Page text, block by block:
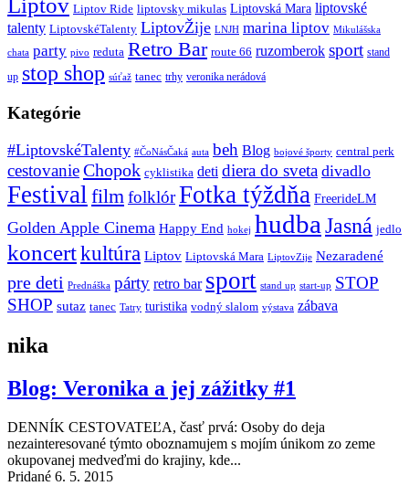
Liptov Ride liptovsky mikulas Liptovská Mara liptovské
talenty LiptovskéTalenty LiptovŽije LNJH marina liptov Mikulášska
chata party pivo reduta Retro Bar route 66 ruzomberok sport stand
up stop shop súťaž tanec trhy veronika nerádová
Kategórie
#LiptovskéTalenty #ČoNásČaká auta beh Blog bojové športy central perk
cestovanieChopok cyklistika deti diera do sveta divadlo
Festival filmfolklórFotka týždňa FreerideLM
Golden Apple Cinema Happy End hokej hudba Jasná jedlo
koncertkultúra Liptov Liptovská Mara LiptovZije Nezaradené
pre deti Prednáška párty retro bar sport stand up start-up STOP
SHOP sutaz tanec Tatry turistika vodný slalom výstava zábava
nika
Blog: Veronika a jej zážitky #1
DENNÍK CESTOVATEĽA, časť prvá: Osoby do deja
nezainteresované týmto oboznamujem s mojím únikom zo zeme
okupovanej medveďmi do krajiny, kde...
Pridané 6. 5. 2015